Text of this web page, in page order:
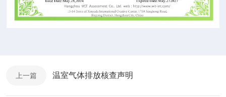
上一篇 温室气体排放核查声明